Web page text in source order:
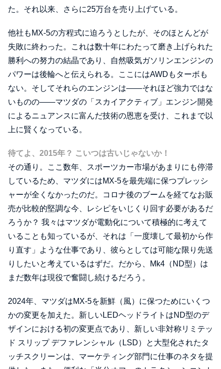
た。それ以来、さらに25万台を売り上げている。
他社もMX-5の方程式に迫ろうとしたが、そのほとんどが
失敗に終わった。これは数十年にわたって磨き上げられた
勝利への努力の結晶であり、自然吸気ガソリンエンジンの
パワーは後輪へと伝えられる。ここにはAWDもターボも
ない。そしてそれらのエンジンは――それほど強力ではな
いものの――マツダの「スカイアクティブ」エンジン開発
によるニュアンスに富んだ技術の恩恵を受け、これまで以
上に賢くなっている。
待てよ、2015年？ こいつは古いじゃないか！
その通り。ここ数年、スポーツカー市場があまりにも停滞
しているため、マツダにはMX-5を最先端に保つプレッシ
ャーが全くなかったのだ。コロナ後のブームを経てなお販
売が比較的堅調な今、レシピをいじくり回す必要があるだ
ろうか？ 我々はマツダが電動化について積極的に考えて
いることも知っているが、それは「一度壊して最初から作
り直す」ような仕事であり、彼らとしては可能な限り先送
りしたいと考えているはずだ。だから、Mk4（ND型）は
まだ数年は現役で奮闘し続けるだろう。
2024年、マツダはMX-5を新鮮（風）に保つためにいくつ
かの変更を加えた。新しいLEDヘッドライトはND型のデ
ザインにおける初の変更点であり、新しい非対称リミテッ
ド スリップ デファレンシャル（LSD）と大型化されたタ
ッチスクリーンは、マーケティング部門に仕事のネタを提